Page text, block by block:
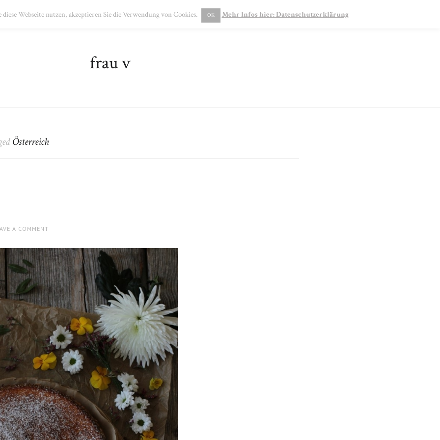
DATENSCHUTZ
frau v
Österreich
A COMMENT
Webseite nutzen, akzeptieren Sie die Verwendung von Cookies. OK Mehr Infos hier: Datenschutzerklärung